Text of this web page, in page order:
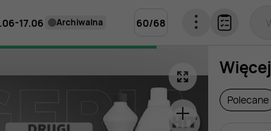
17.06 archiwalna 60/68
Polecane